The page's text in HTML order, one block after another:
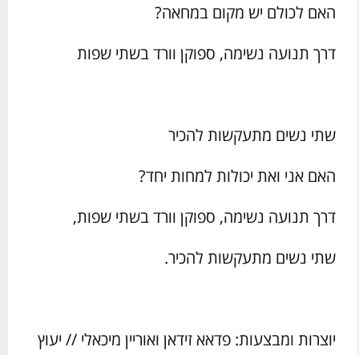
האם לכולם יש מקום במחאה?
דרך תנועה נשימה, ספוקן וורד בשתי שפות
שתי נשים מתעקשות להכיר
האם אני ואת יכולות למחות יחד?
דרך תנועה נשימה, ספוקן וורד בשתי שפות,
שתי נשים מתעקשות להכיר.
יוצרות ומבצעות: פדאא זידאן ואוריין מיכאלי // יעוץ